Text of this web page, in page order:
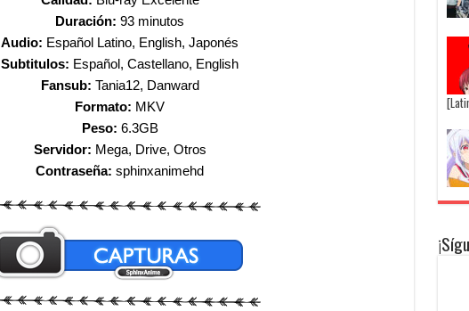
Duración: 93 minutos
Audio: Español Latino, English, Japonés
Subtitulos: Español, Castellano, English
Fansub: Tania12, Danward
Formato: MKV
Peso: 6.3GB
Servidor: Mega, Drive, Otros
Contraseña: sphinxanimehd